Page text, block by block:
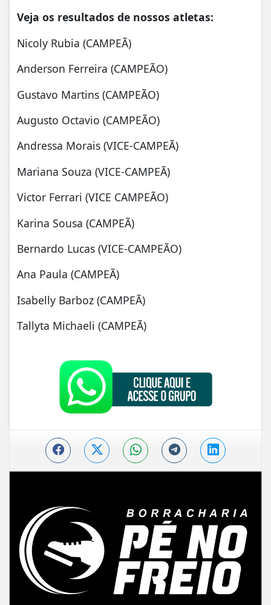
Veja os resultados de nossos atletas:
Nicoly Rubia (CAMPEÃ)
Anderson Ferreira (CAMPEÃO)
Gustavo Martins (CAMPEÃO)
Augusto Octavio (CAMPEÃO)
Andressa Morais (VICE-CAMPEÃ)
Mariana Souza (VICE-CAMPEÃ)
Victor Ferrari (VICE CAMPEÃO)
Karina Sousa (CAMPEÃ)
Bernardo Lucas (VICE-CAMPEÃO)
Ana Paula (CAMPEÃ)
Isabelly Barboz (CAMPEÃ)
Tallyta Michaeli (CAMPEÃ)